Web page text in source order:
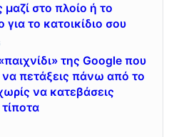
μαζί στο πλοίο ή το
το κατοικίδιο σου
της Google που
πετάξεις πάνω από το
να κατεβάσεις